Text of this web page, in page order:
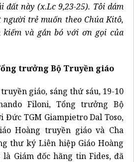
này (x.Lc 9,23-25). Tôi dám
trẻ muốn theo Chúa Kitô,
và gắn bó với ơn gọi của
trưởng Bộ Truyền giáo
giáo, sáng thứ sáu, 19-10
Filoni, Tổng trưởng Bộ
TGM Giampietro Dal Toso,
Hoàng truyền giáo và Cha
thư ký Liên hiệp Giáo Hoàng
Giám đốc hãng tin Fides, đã